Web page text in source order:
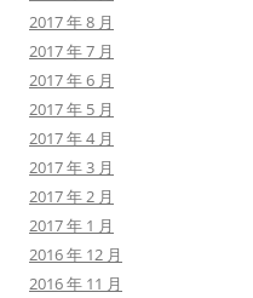
2017 年 8 月
2017 年 7 月
2017 年 6 月
2017 年 5 月
2017 年 4 月
2017 年 3 月
2017 年 2 月
2017 年 1 月
2016 年 12 月
2016 年 11 月